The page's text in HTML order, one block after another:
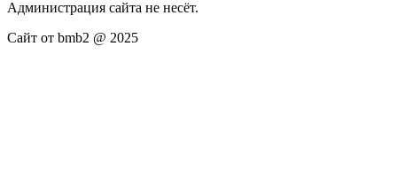
Администрация сайта не несёт.
Сайт от bmb2 @ 2025